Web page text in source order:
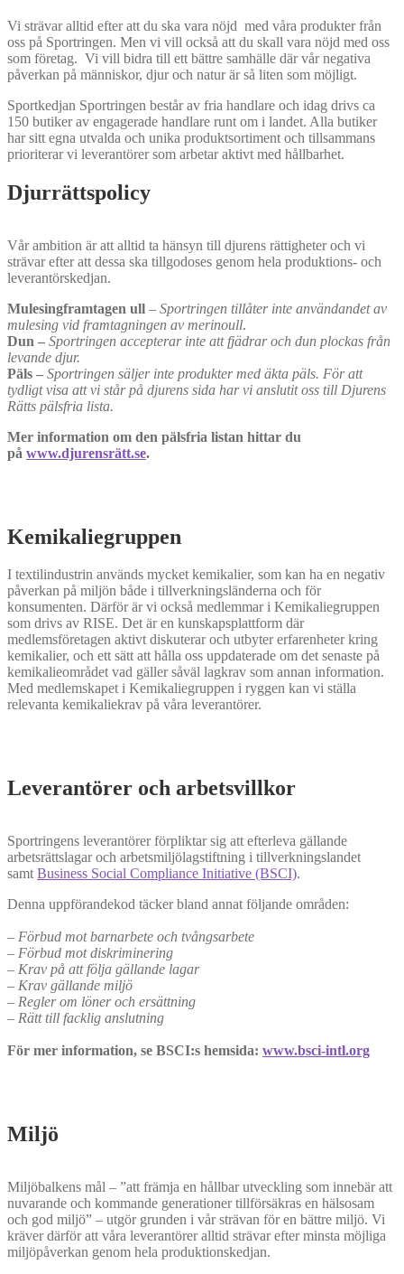
Vi strävar alltid efter att du ska vara nöjd med våra produkter från
oss på Sportringen. Men vi vill också att du skall vara nöjd med oss
som företag. Vi vill bidra till ett bättre samhälle där vår negativa
påverkan på människor, djur och natur är så liten som möjligt.
Sportkedjan Sportringen består av fria handlare och idag drivs ca
150 butiker av engagerade handlare runt om i landet. Alla butiker
har sitt egna utvalda och unika produktsortiment och tillsammans
prioriterar vi leverantörer som arbetar aktivt med hållbarhet.
Djurrättspolicy
Vår ambition är att alltid ta hänsyn till djurens rättigheter och vi
strävar efter att dessa ska tillgodoses genom hela produktions- och
leverantörskedjan.
Mulesingframtagen ull – Sportringen tillåter inte användandet av
mulesing vid framtagningen av merinoull.
Dun – Sportringen accepterar inte att fjädrar och dun plockas från
levande djur.
Päls – Sportringen säljer inte produkter med äkta päls. För att
tydligt visa att vi står på djurens sida har vi anslutit oss till Djurens
Rätts pälsfria lista.
Mer information om den pälsfria listan hittar du
på www.djurensrätt.se.
Kemikaliegruppen
I textilindustrin används mycket kemikalier, som kan ha en negativ
påverkan på miljön både i tillverkningsländerna och för
konsumenten. Därför är vi också medlemmar i Kemikaliegruppen
som drivs av RISE. Det är en kunskapsplattform där
medlemsföretagen aktivt diskuterar och utbyter erfarenheter kring
kemikalier, och ett sätt att hålla oss uppdaterade om det senaste på
kemikalieområdet vad gäller såväl lagkrav som annan information.
Med medlemskapet i Kemikaliegruppen i ryggen kan vi ställa
relevanta kemikaliekrav på våra leverantörer.
Leverantörer och arbetsvillkor
Sportringens leverantörer förpliktar sig att efterleva gällande
arbetsrättslagar och arbetsmiljölagstiftning i tillverkningslandet
samt Business Social Compliance Initiative (BSCI).
Denna uppförandekod täcker bland annat följande områden:
– Förbud mot barnarbete och tvångsarbete
– Förbud mot diskriminering
– Krav på att följa gällande lagar
– Krav gällande miljö
– Regler om löner och ersättning
– Rätt till facklig anslutning
För mer information, se BSCI:s hemsida: www.bsci-intl.org
Miljö
Miljöbalkens mål – ”att främja en hållbar utveckling som innebär att
nuvarande och kommande generationer tillförsäkras en hälsosam
och god miljö” – utgör grunden i vår strävan för en bättre miljö. Vi
kräver därför att våra leverantörer alltid strävar efter minsta möjliga
miljöpåverkan genom hela produktionskedjan.